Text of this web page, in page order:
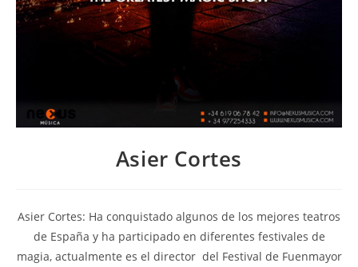
Asier Cortes
Asier Cortes: Ha conquistado algunos de los mejores teatros
de España y ha participado en diferentes festivales de
magia, actualmente es el director del Festival de Fuenmayor